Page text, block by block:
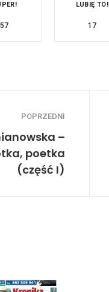
57
LUBIĘ TO!
17
POPRZEDNI
–
poetka
(część I)